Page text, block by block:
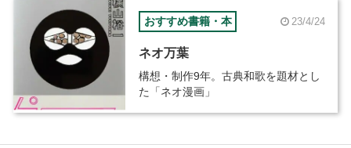
おすすめ書籍・本 23/4/24
ネオ万葉
構想・制作9年。古典和歌を題材とし
た「ネオ漫画」